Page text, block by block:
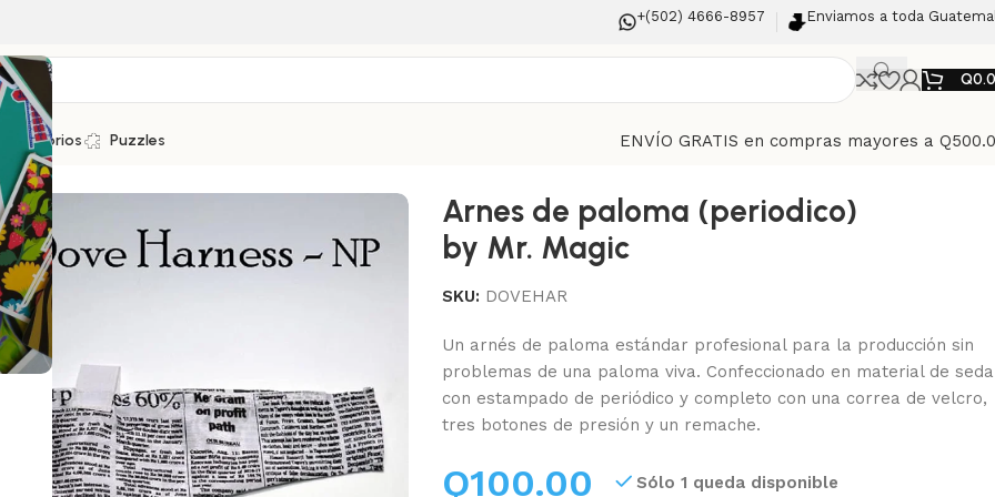
+(502) 4666-8957 Enviamos a toda
Q
Accesorios Puzzles
ENVÍO GRATIS en compras mayores a
Arnes de paloma (periodico)
by Mr. Magic
SKU: DOVEHAR
Un arnés de paloma estándar profesional para la producción sin
problemas de una paloma viva. Confeccionado en material de seda
con estampado de periódico y completo con una correa de velcro,
tres botones de presión y un remache.
Q100.00 Sólo 1 queda disponible